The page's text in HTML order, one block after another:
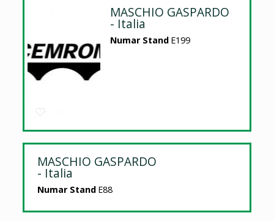
MASCHIO GASPARDO
- Italia
Numar Stand E199
MASCHIO GASPARDO
- Italia
Numar Stand E88